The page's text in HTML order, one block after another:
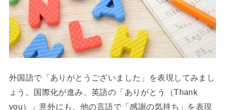
外国語で「ありがとうございました」を表現してみまし
ょう。国際化が進み、英語の「ありがとう（Thank
you）」意外にも、他の言語で「感謝の気持ち」を表現